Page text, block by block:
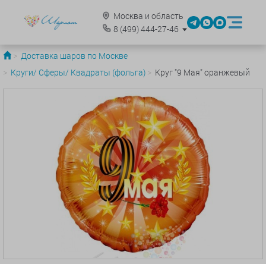
Москва и область
8 (499)444-27-46
Доставка шаров по Москве
Круги/ Сферы/ Квадраты (фольга)
Круг "9 Мая" оранжевый